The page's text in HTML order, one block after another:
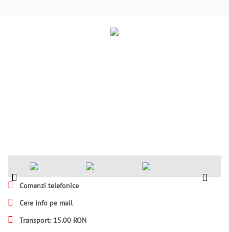
Comenzi telefonice
Cere info pe mail
Transport: 15.00 RON